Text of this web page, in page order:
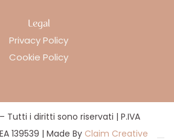
Legal
Privacy Policy
Cookie Policy
Tutti i diritti sono riservati | P.IVA
139539 | Made By Claim Creative